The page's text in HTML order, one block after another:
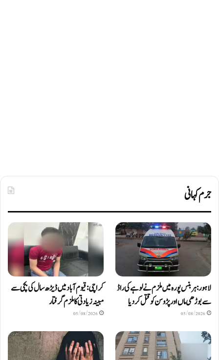
جرم کہانی
لاہور: ہربنس پورہ میں ملزم نے لوہے کی راڈ
سے بوڑھی ماں اور پڑوسن کو قتل کر دیا
05/08/2026
کراچی: قیوم آباد میں ڈیڑھ سال کی بچی سے
مبینہ زیادتی کا ملزم گرفتار
05/08/2026